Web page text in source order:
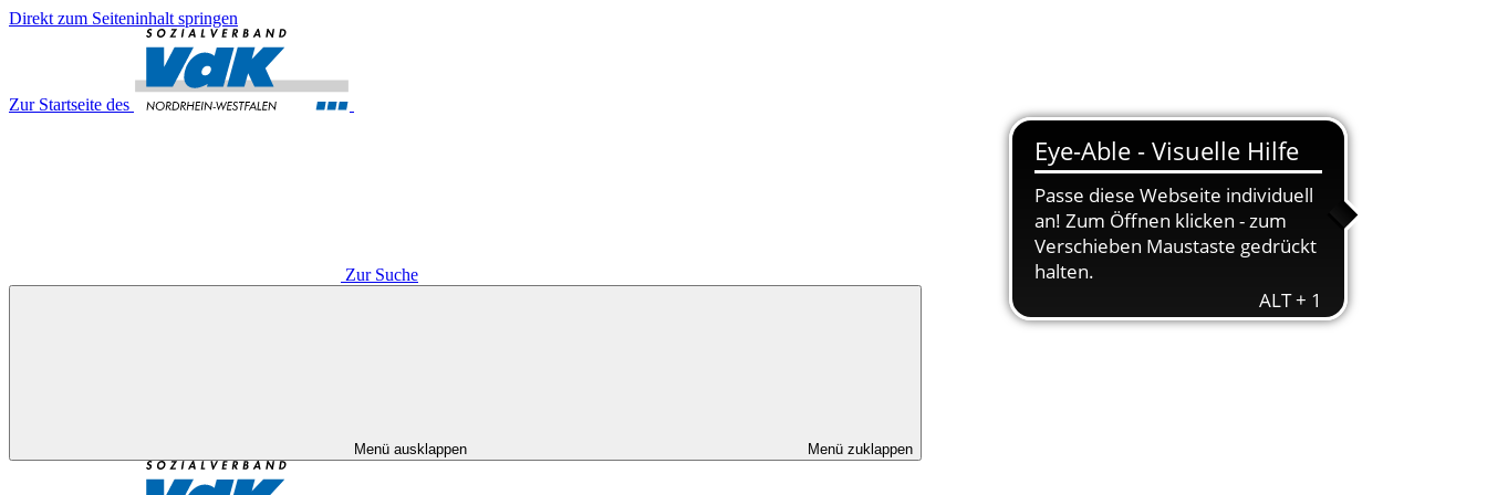
Direkt zum Seiteninhalt springen
Zur Startseite des
Zur Suche
Menü ausklappen Menü zuklappen